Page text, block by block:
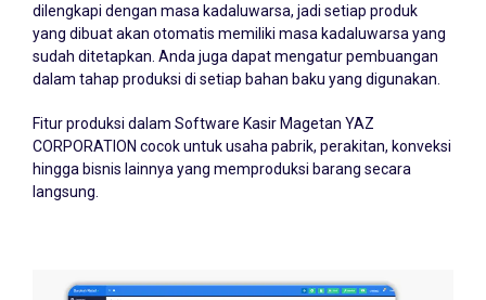
yang dibuat akan otomatis memiliki masa kadaluwarsa yang
sudah ditetapkan. Anda juga dapat mengatur pembuangan
dalam tahap produksi di setiap bahan baku yang digunakan.
CORPORATION cocok untuk usaha pabrik, perakitan, konveksi
hingga bisnis lainnya yang memproduksi barang secara
langsung.